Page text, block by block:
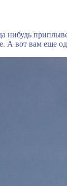
нибудь
вот вам еще